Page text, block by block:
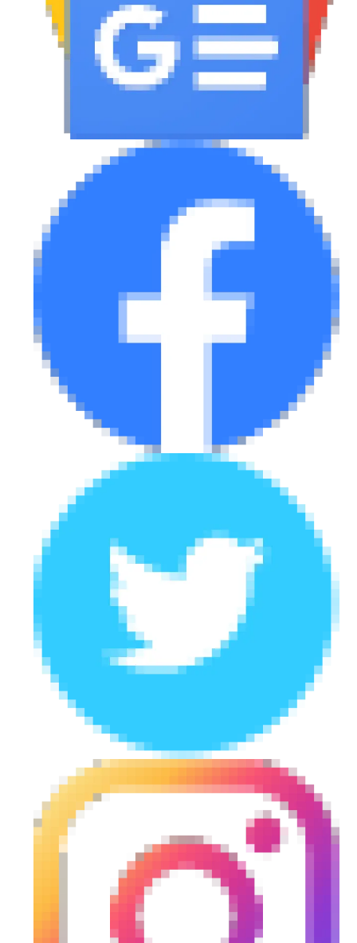
eDRIVE
DRIVE USED